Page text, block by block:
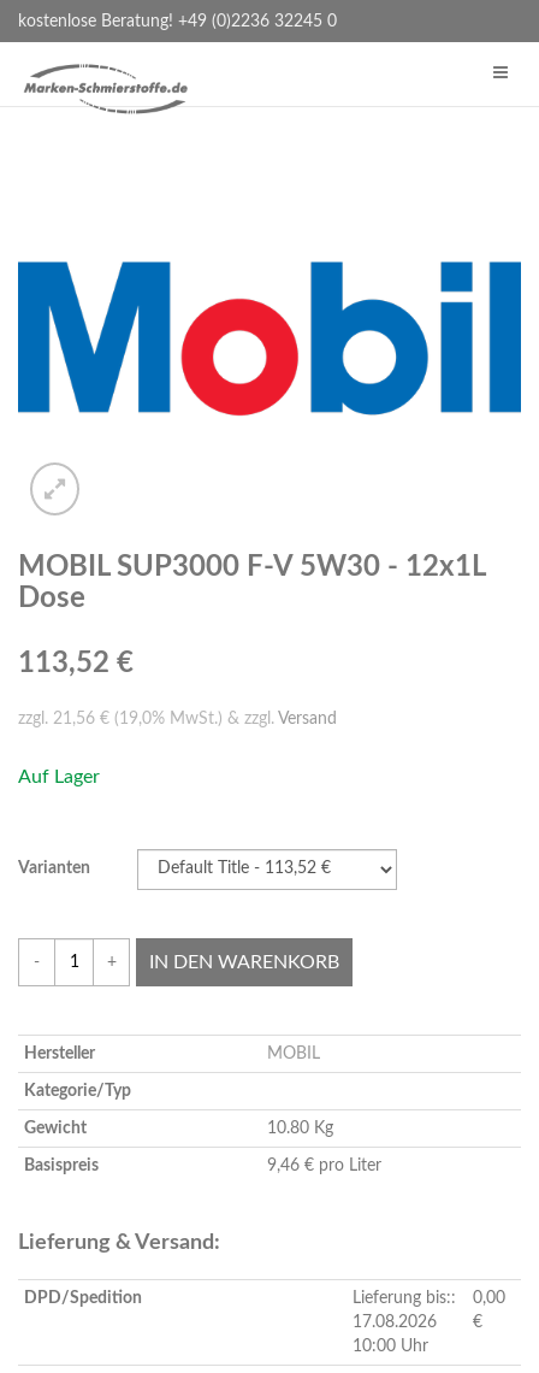
kostenlose Beratung! +49 (0)2236 32245 0
MOBIL SUP3000 F-V 5W30 - 12x1L
Dose
113,52 €
zzgl. 21,56 € (19,0% MwSt.) & zzgl. Versand
Auf Lager
Varianten
- + IN DEN WARENKORB
Hersteller MOBIL
Kategorie/Typ
Gewicht 10.80 Kg
Basispreis 9,46 € pro Liter
Lieferung & Versand:
DPD/Spedition
Lieferung bis::
17.08.2026
10:00 Uhr
0,00
€